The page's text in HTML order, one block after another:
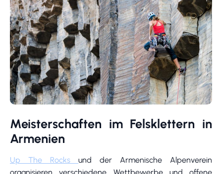
Meisterschaften im Felsklettern in
Armenien
Up The Rocks und der Armenische Alpenverein